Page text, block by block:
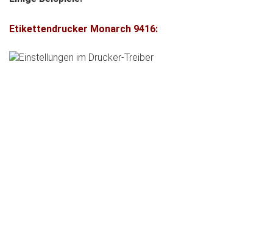
Etikettendrucker Monarch 9416: